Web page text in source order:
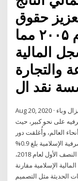
حقوق
المساهمين في عام ۲۰۰۵ مما
المالية
والتجارة
نقد ال
Aug 20, 2020 · لا يزال وباء Covid-19 يؤثر على مليارات الأشخاص حول
على نحو كبير، حيث
العالم، وأُغلقت دور
السينما والمسارح. قال إن معدل نمو قطاع المصرفية الإسلامية بلغ 0.9%
ليصل حجم أصوله إلى 1.57 تريليون دولار، نهاية النصف الأول لعام 2018،
المالية الإسلامية مقارنة
الحديثة مثل التصميم